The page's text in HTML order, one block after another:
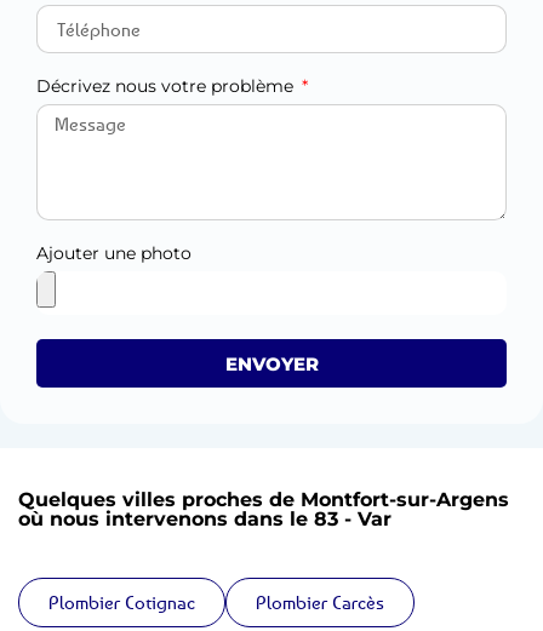
Décrivez nous votre problème
Ajouter une photo
ENVOYER
Quelques villes proches de Montfort-sur-Argens
où nous intervenons dans le 83 - Var
Plombier Cotignac Plombier Carcès